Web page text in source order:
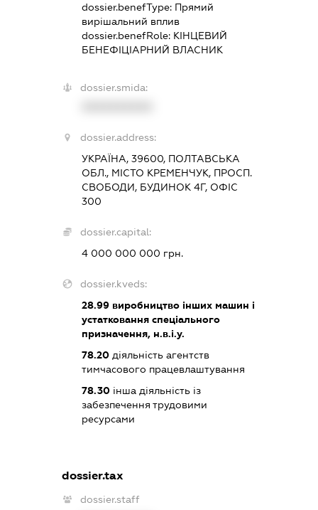
dossier.benefType: Прямий
вирішальний вплив
dossier.benefRole: КІНЦЕВИЙ
БЕНЕФІЦІАРНИЙ ВЛАСНИК
dossier.smida:
dossier.address:
УКРАЇНА, 39600, ПОЛТАВСЬКА
ОБЛ., МІСТО КРЕМЕНЧУК, ПРОСП.
СВОБОДИ, БУДИНОК 4Г, ОФІС
300
dossier.capital:
4 000 000 000 грн.
dossier.kveds:
28.99виробництво інших машин і
устатковання спеціального
призначення, н.в.і.у.
78.20діяльність агентств
тимчасового працевлаштування
78.30інша діяльність із
забезпечення трудовими
ресурсами
dossier.tax
dossier.staff